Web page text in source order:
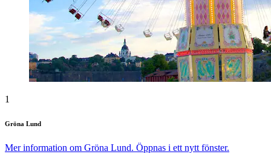
1
Gröna Lund
Mer information om Gröna Lund. Öppnas i ett nytt fönster.